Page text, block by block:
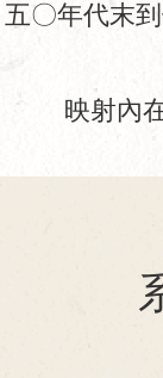
五〇年代末
映射內